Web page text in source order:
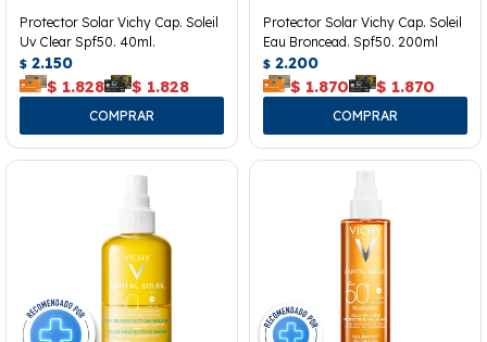
Protector Solar Vichy Cap. Soleil
Uv Clear Spf50. 40ml.
$ 2.150
$ 1.828 $ 1.828
Protector Solar Vichy Cap. Soleil
Eau Broncead. Spf50. 200ml
$ 2.200
$ 1.870 $ 1.870